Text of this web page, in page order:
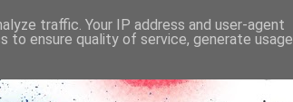
traffic. Your IP address and user-agent
to ensure quality of service, generate usage